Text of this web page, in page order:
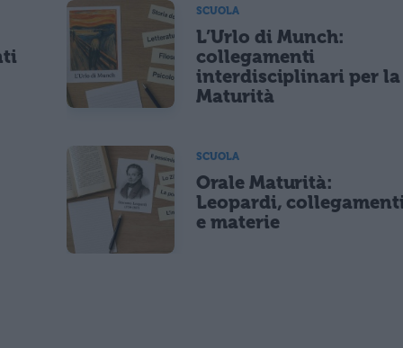
SCUOLA
L’Urlo di Munch:
collegamenti
interdisciplinari per la
Maturità
SCUOLA
Orale Maturità:
Leopardi,
e materie